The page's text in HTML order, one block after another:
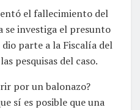
el fallecimiento del
se investiga el presunto
parte a la Fiscalía del
pesquisas del caso.
por un balonazo?
sí es posible que una